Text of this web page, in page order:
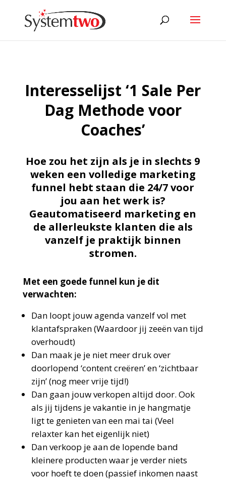
Interesselijst ‘1 Sale Per
Dag Methode voor
Coaches’
Hoe zou het zijn als je in slechts 9
weken een volledige marketing
funnel hebt staan die 24/7 voor
jou aan het werk is?
Geautomatiseerd marketing en
de allerleukste klanten die als
vanzelf je praktijk binnen
stromen.
Met een goede funnel kun je dit
verwachten:
Dan loopt jouw agenda vanzelf vol met
klantafspraken (Waardoor jij zeeën van tijd
overhoudt)
Dan maak je je niet meer druk over
doorlopend ‘content creëren’ en ‘zichtbaar
zijn’ (nog meer vrije tijd!)
Dan gaan jouw verkopen altijd door. Ook
als jij tijdens je vakantie in je hangmatje
ligt te genieten van een mai tai (Veel
relaxter kan het eigenlijk niet)
Dan verkoop je aan de lopende band
kleinere producten waar je verder niets
voor hoeft te doen (passief inkomen naast